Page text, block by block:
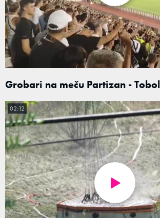
Grobari na meču Partizan - Tobol
02:12